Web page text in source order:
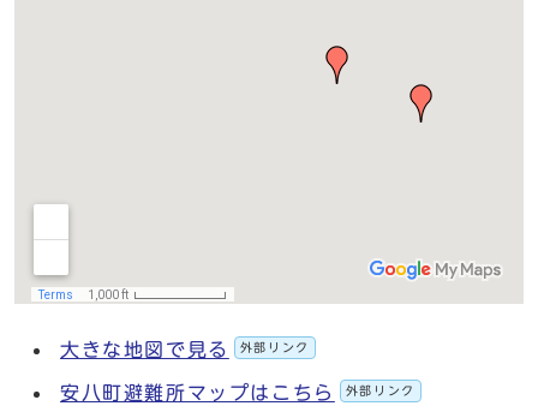
大きな地図で見る 外部リンク
安八町避難所マップはこちら 外部リンク